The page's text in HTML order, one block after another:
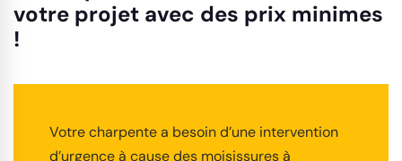
votre projet avec des prix minimes
!
Votre charpente a besoin d’une intervention
d’urgence à cause des moisissures à